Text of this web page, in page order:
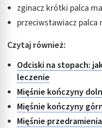
zginacz krótki palca
przeciwstawiacz palca
Czytaj również:
Odciski na stopach:
leczenie
Mięśnie kończyny
Mięśnie kończyny
Mięśnie